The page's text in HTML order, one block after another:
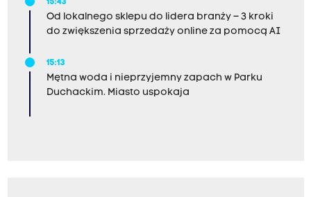
15:43
Od lokalnego sklepu do lidera branży – 3 kroki
do zwiększenia sprzedaży online za pomocą AI
15:13
Mętna woda i nieprzyjemny zapach w Parku
Duchackim. Miasto uspokaja